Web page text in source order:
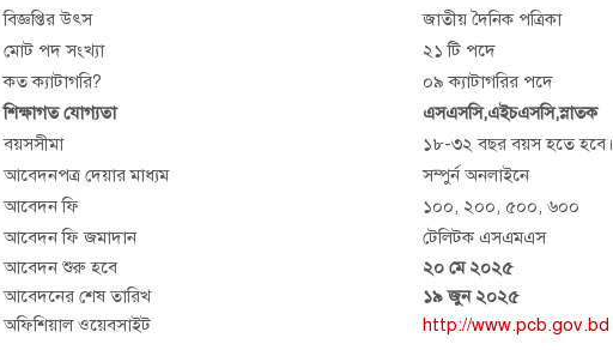
বিজ্ঞপ্তির উৎস
জাতীয় দৈনিক পত্রিকা
মোট পদ সংখ্যা
২১ টি পদে
কত ক্যাটাগরি?
০৯ ক্যাটাগরির পদে
শিক্ষাগত যোগ্যতা
এসএসসি,এইচএসসি,স্নাতক
বয়সসীমা
১৮-৩২ বছর বয়স হতে হবে।
আবেদনপত্র দেয়ার মাধ্যম
সম্পুর্ন অনলাইনে
আবেদন ফি
১০০, ২০০, ৫০০, ৬০০
আবেদন ফি জমাদান
টেলিটক এসএমএস
আবেদন শুরু হবে
২০ মে ২০২৫
আবেদনের শেষ তারিখ
১৯ জুন ২০২৫
অফিশিয়াল ওয়েবসাইট
http://www.pcb.gov.bd